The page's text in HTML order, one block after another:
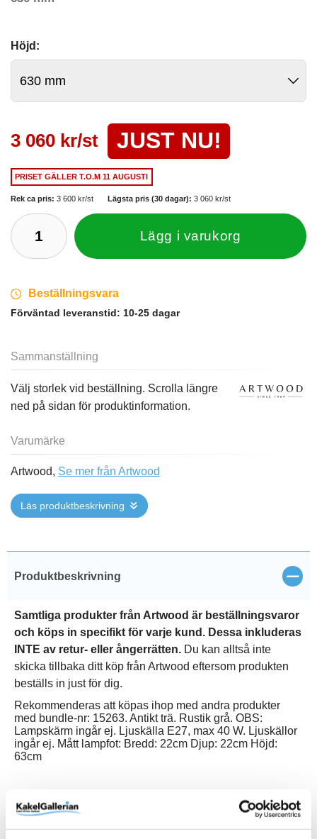
Höjd:
3 060 kr/st JUST NU!
PRISET GÄLLERT.O.M 11 AUGUSTI
Rek ca pris: 3 600 kr/st Lägsta pris (30 dagar): 3 060 kr/st
Lägg i varukorg
Beställningsvara
Förväntad leveranstid: 10-25 dagar
Sammanställning
Välj storlek vid beställning. Scrolla längre
ned på sidan för produktinformation.
Varumärke
Artwood, Se mer från Artwood
Läs produktbeskrivning
Produktbeskrivning Stäng
Samtliga produkter från Artwood är beställningsvaror
och köps in specifikt för varje kund. Dessa inkluderas
INTE av retur- eller ångerrätten. Du kan alltså inte
skicka tillbaka ditt köp från Artwood eftersom produkten
beställs in just för dig.
Rekommenderas att köpas ihop med andra produkter
med bundle-nr: 15263. Antikt trä. Rustik grå. OBS:
Lampskärm ingår ej. Ljuskälla E27, max 40 W. Ljuskällor
ingår ej. Mått lampfot: Bredd: 22cm Djup: 22cm Höjd:
63cm
Produktinformation